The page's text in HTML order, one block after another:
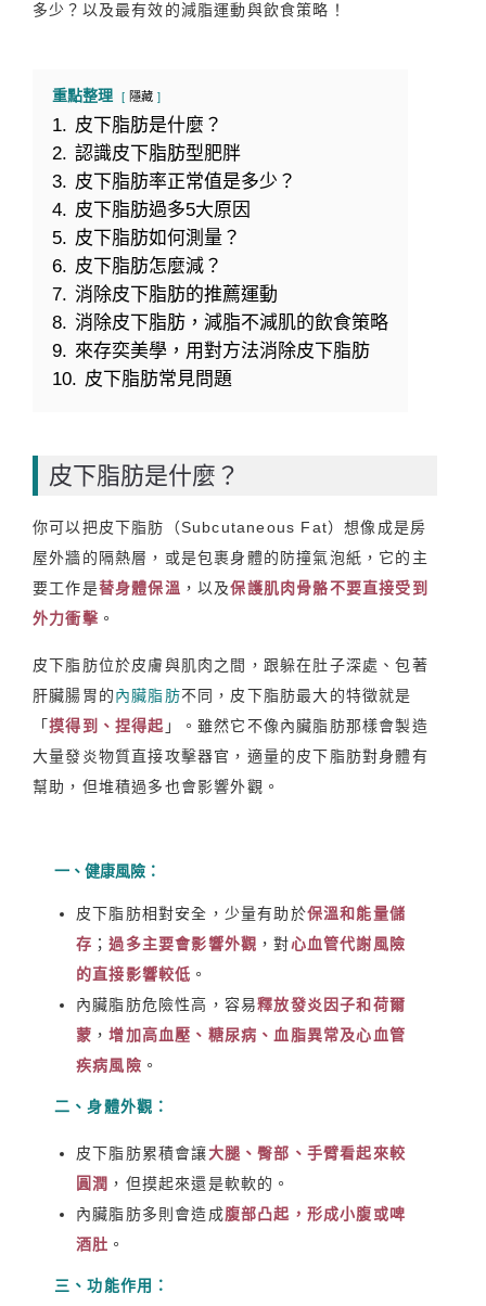
多少？以及最有效的減脂運動與飲食策略！
重點整理 隱藏
1. 皮下脂肪是什麼？
2. 認識皮下脂肪型肥胖
3. 皮下脂肪率正常值是多少？
4. 皮下脂肪過多5大原因
5. 皮下脂肪如何測量？
6. 皮下脂肪怎麼減？
7. 消除皮下脂肪的推薦運動
8. 消除皮下脂肪，減脂不減肌的飲食策略
9. 來存奕美學，用對方法消除皮下脂肪
10. 皮下脂肪常見問題
皮下脂肪是什麼？
你可以把皮下脂肪（Subcutaneous Fat）想像成是房
屋外牆的隔熱層，或是包裹身體的防撞氣泡紙，它的主
要工作是替身體保溫 ，以及保護肌肉骨骼不要直接受到
外力衝擊 。
皮下脂肪位於皮膚與肌肉之間，跟躲在肚子深處、包著
肝臟腸胃的內臟脂肪不同，皮下脂肪最大的特徵就是
「摸得到、捏得起 」。雖然它不像內臟脂肪那樣會製造
大量發炎物質直接攻擊器官，適量的皮下脂肪對身體有
幫助，但堆積過多也會影響外觀。
一、健康風險：
皮下脂肪相對安全，少量有助於保溫和能量儲
存 ；過多主要會影響外觀 ，對心血管代謝風險
的直接影響較低 。
內臟脂肪危險性高，容易釋放發炎因子和荷爾
蒙 ，增加高血壓、糖尿病、血脂異常及心血管
疾病風險 。
二、身體外觀：
皮下脂肪累積會讓大腿、臀部、手臂看起來較
圓潤 ，但摸起來還是軟軟的。
內臟脂肪多則會造成腹部凸起，形成小腹或啤
酒肚 。
三、功能作用：